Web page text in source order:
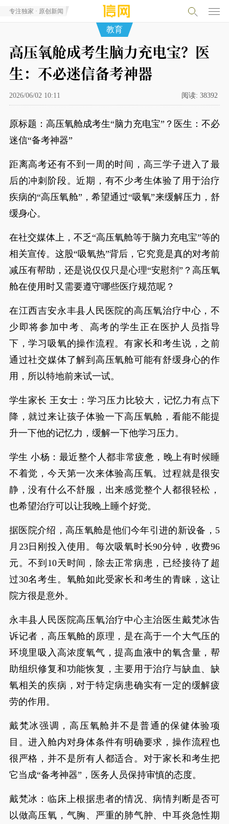
专注独家 · 原创新闻
教育
高压氧舱成考生脑力充电宝？医
生：不必迷信备考神器
2026/06/02 10:11 阅读: 38392
原标题：高压氧舱成考生“脑力充电宝”？医生：不必
迷信“备考神器”
距离高考还有不到一周的时间，高三学子进入了最
后的冲刺阶段。近期，有不少考生体验了用于治疗
疾病的“高压氧舱”，希望通过“吸氧”来缓解压力，舒
缓身心。
在社交媒体上，不乏“高压氧舱等于脑力充电宝”等的
相关宣传。这股“吸氧热”背后，它究竟是真的对考前
减压有帮助，还是说仅仅只是心理“安慰剂”？高压氧
舱在使用时又需要遵守哪些医疗规范呢？
在江西吉安永丰县人民医院的高压氧治疗中心，不
少即将参加中考、高考的学生正在医护人员指导
下，学习吸氧的操作流程。有家长和考生说，之前
通过社交媒体了解到高压氧舱可能有舒缓身心的作
用，所以特地前来试一试。
学生家长 王女士：学习压力比较大，记忆力有点下
降，就过来让孩子体验一下高压氧舱，看能不能提
升一下他的记忆力，缓解一下他学习压力。
学生 小杨：最近整个人都非常疲惫，晚上有时候睡
不着觉，今天第一次来体验高压氧。过程就是很安
静，没有什么不舒服，出来感觉整个人都很轻松，
也希望治疗可以让我晚上睡个好觉。
据医院介绍，高压氧舱是他们今年引进的新设备，5
月23日刚投入使用。每次吸氧时长90分钟，收费96
元。不到10天时间，除去正常病患，已经接待了超
过30名考生。氧舱如此受家长和考生的青睐，这让
院方很是意外。
永丰县人民医院高压氧治疗中心主治医生戴梵冰告
诉记者，高压氧舱的原理，是在高于一个大气压的
环境里吸入高浓度氧气，提高血液中的氧含量，帮
助组织修复和功能恢复，主要用于治疗与缺血、缺
氧相关的疾病，对于特定病患确实有一定的缓解疲
劳的作用。
戴梵冰强调，高压氧舱并不是普通的保健体验项
目。进入舱内对身体条件有明确要求，操作流程也
很严格，并不是所有人都适合。对于家长和考生把
它当成“备考神器”，医务人员保持审慎的态度。
戴梵冰：临床上根据患者的情况、病情判断是否可
以做高压氧，气胸、严重的肺气肿、中耳炎急性期